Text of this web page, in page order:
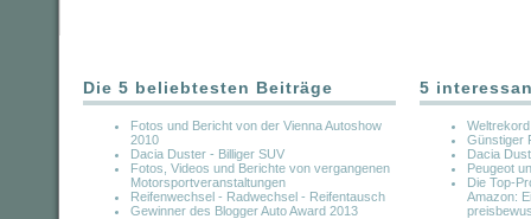
Die 5 beliebtesten Beiträge
Fotos und Bericht von der Vienna Autoshow
2010
Dacia Duster - Billiger SUV
Fotos, Videos und Berichte von vergangenen
Motorsportveranstaltungen
Reifenwechsel - Radwechsel - Reifentausch
Gewinner des Blogger Auto Award 2013
5
Günstiger
Dacia
Peugeot
Die Top-
Amazon: